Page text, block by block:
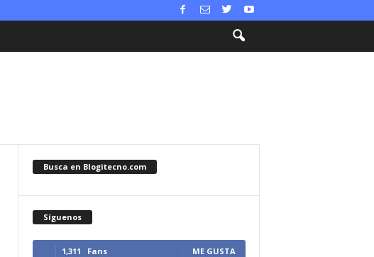
Busca en Blogitecno.com
Síguenos
1,311 Fans ME GUSTA